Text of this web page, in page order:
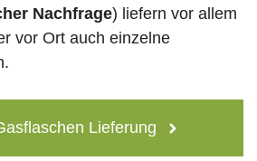
Nachfrage) liefern vor allem
vor Ort auch einzelne
Lieferung